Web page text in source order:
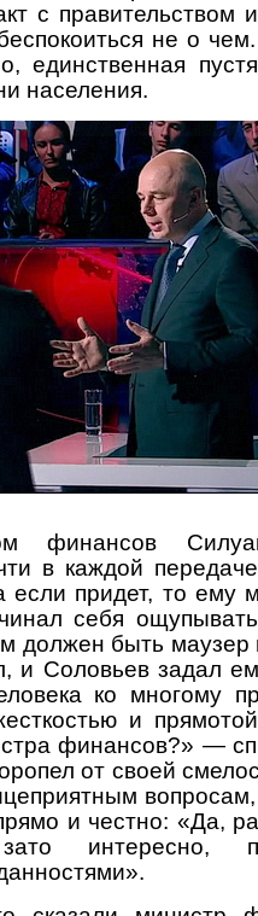
с правительством
не о
единственная
населения.
финансов
в каждой
если придет, то ему
себя
должен быть маузер
и Соловьев задал
ко многому
и
финансов?» —
от своей
и честно: «Да,
интересно,